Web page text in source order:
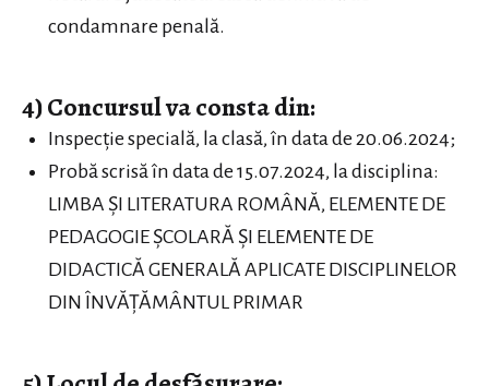
condamnare penală.
4) Concursul va consta din:
Inspecție specială, la clasă, în data de 20.06.2024;
Probă scrisă în data de 15.07.2024, la disciplina:
LIMBA ȘI LITERATURA ROMÂNĂ, ELEMENTE DE
PEDAGOGIE ȘCOLARĂ ȘI ELEMENTE DE
DIDACTICĂ GENERALĂ APLICATE DISCIPLINELOR
DIN ÎNVĂȚĂMÂNTUL PRIMAR